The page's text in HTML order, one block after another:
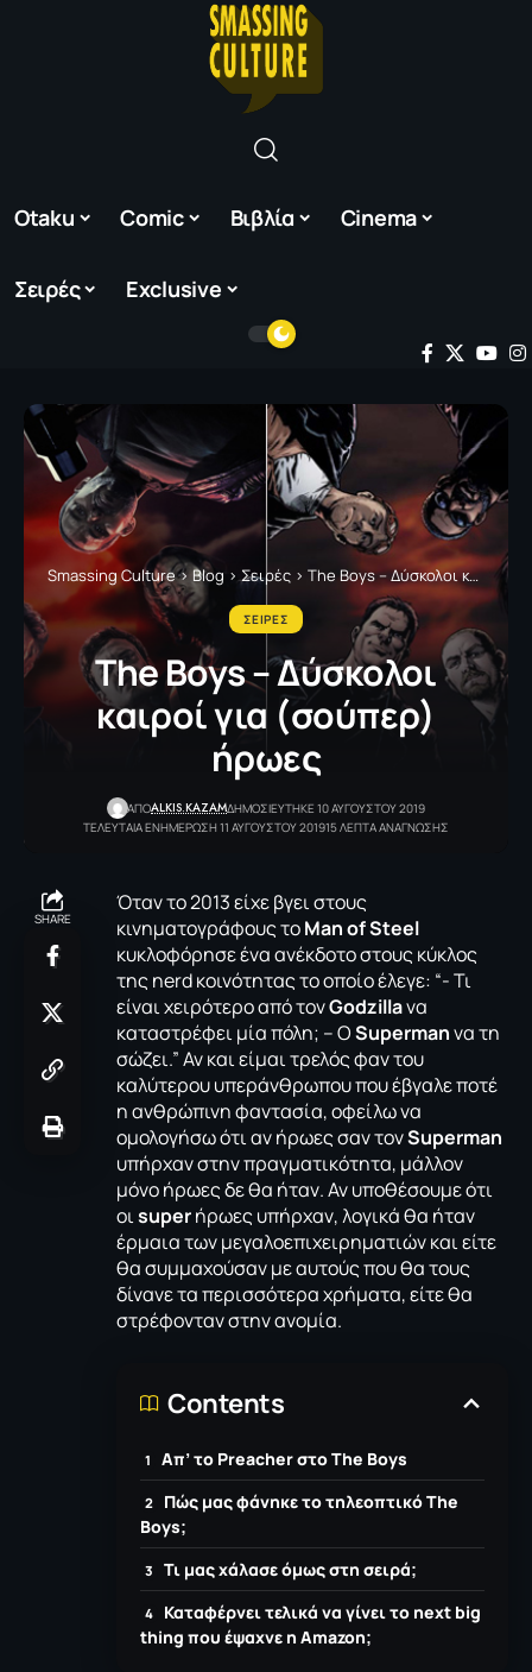
Otaku Comic Βιβλία Cinema
Σειρές Exclusive
Smassing Culture>Blog > Σειρές > The Boys – Δύσκολοι καιροί για (σούπερ) ήρωες
ΣΕΙΡΕΣ
The Boys – Δύσκολοι
καιροί για (σούπερ)
ήρωες
ΑΠΟALKIS.KAZAMΔΗΜΟΣΙΕΥΤΗΚΕ 10 ΑΥΓΟΥΣΤΟΥ 2019
ΤΕΛΕΥΤΑΙΑ ΕΝΗΜΕΡΩΣΗ 11 ΑΥΓΟΥΣΤΟΥ 201915 ΛΕΠΤΑ ΑΝΑΓΝΩΣΗΣ
SHARE
Όταν το 2013 είχε βγει στους
κινηματογράφους τοMan of Steel
κυκλοφόρησε ένα ανέκδοτο στους κύκλος
της nerd κοινότητας το οποίο έλεγε: “- Τι
είναι χειρότερο από τονGodzillaνα
καταστρέφει μία πόλη; – ΟSupermanνα τη
σώζει.” Αν και είμαι τρελός φαν του
καλύτερου υπεράνθρωπου που έβγαλε ποτέ
η ανθρώπινη φαντασία, οφείλω να
ομολογήσω ότι αν ήρωες σαν τονSuperman
υπήρχαν στην πραγματικότητα, μάλλον
μόνο ήρωες δε θα ήταν. Αν υποθέσουμε ότι
οιsuperήρωες υπήρχαν, λογικά θα ήταν
έρμαια των μεγαλοεπιχειρηματιών και είτε
θα συμμαχούσαν με αυτούς που θα τους
δίνανε τα περισσότερα χρήματα, είτε θα
στρέφονταν στην ανομία.
Contents
Απ’ το Preacher στο The Boys
Πώς μας φάνηκε το τηλεοπτικό The
Boys;
Τι μας χάλασε όμως στη σειρά;
Καταφέρνει τελικά να γίνει το next big
thing που έψαχνε η Amazon;